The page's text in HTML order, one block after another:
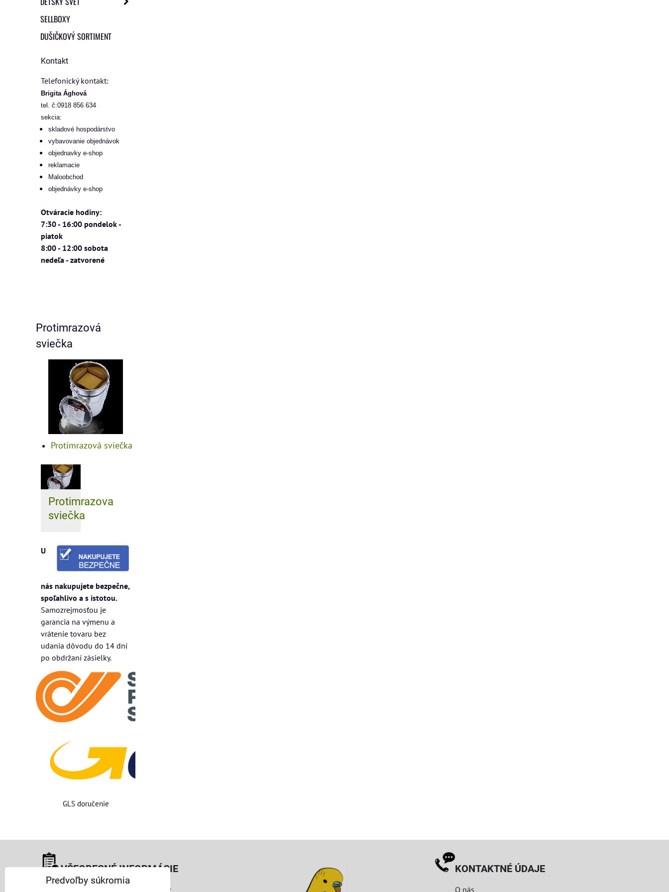
SELLBOXY
DUŠIČKOVÝ SORTIMENT
Kontakt
Telefonický kontakt:
Brigita Ághová
tel. č:0918 856 634
sekcia:
skladové hospodárstvo
vybavovanie objednávok
objednavky e-shop
reklamacie
Maloobchod
objednávky e-shop
Otváracie hodiny:
7:30 - 16:00 pondelok -
piatok
8:00 - 12:00 sobota
nedeľa - zatvorené
Protimrazová
sviečka
Protimrazová sviečka
Protimrazova
sviečka
U
nás nakupujete bezpečne,
spoľahlivo a s istotou.
Samozrejmosťou je
garancia na výmenu a
vrátenie tovaru bez
udania dôvodu do 14 dní
po obdržaní zásielky.
GLS doručenie
VŠEOBECNÉ INFORMÁCIE
Obchodné podmienky pre osoby
KONTAKTNÉ ÚDAJE
O nás
Predvoľby súkromia